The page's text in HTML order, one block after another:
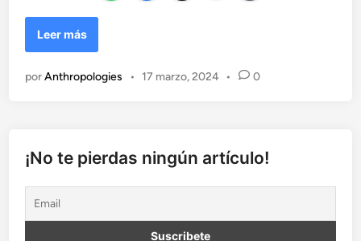
A
L
M
O
S
O
C
I
Leer más
porAnthropologies • 17 marzo, 2024 • 0
¡No te pierdas ningún artículo!